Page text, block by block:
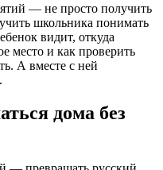
— не просто получить
школьника понимать
видит, откуда
место и как проверить
А вместе с ней
дома без